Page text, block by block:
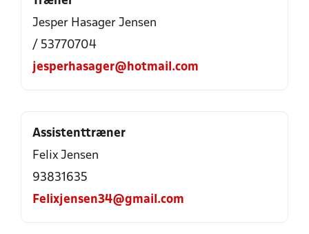
Jesper Hasager Jensen
/ 53770704
jesperhasager@hotmail.com
Assistenttræner
Felix Jensen
93831635
Felixjensen34@gmail.com